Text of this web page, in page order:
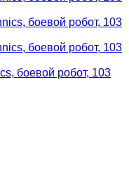
боевой робот, 103